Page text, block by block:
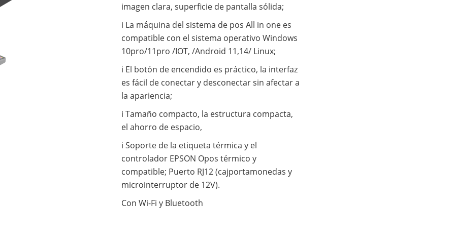
imagen clara, superficie de pantalla sólida;
i La máquina del sistema de pos All in one es
compatible con el sistema operativo Windows
10pro/11pro /IOT, /Android 11,14/ Linux;
i El botón de encendido es práctico, la interfaz
es fácil de conectar y desconectar sin afectar a
la apariencia;
i Tamaño compacto, la estructura compacta,
el ahorro de espacio,
i Soporte de la etiqueta térmica y el
controlador EPSON Opos térmico y
compatible; Puerto RJ12 (cajportamonedas y
microinterruptor de 12V).
Con Wi-Fi y Bluetooth